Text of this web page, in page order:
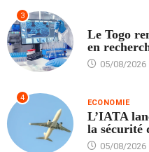
3
Le Togo
en
05/08/2026
4 ECONOMIE
L’IATA
la sécurité
05/08/2026